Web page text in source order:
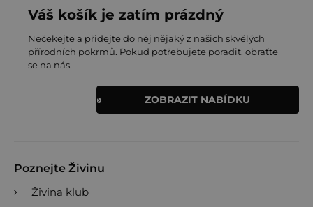
Váš košík je zatím prázdný
Nečekejte a přidejte do něj nějaký z našich skvělých
přírodních pokrmů. Pokud potřebujete poradit, obraťte
se na nás.
ZOBRAZIT NABÍDKU
Poznejte Živinu
Živina klub